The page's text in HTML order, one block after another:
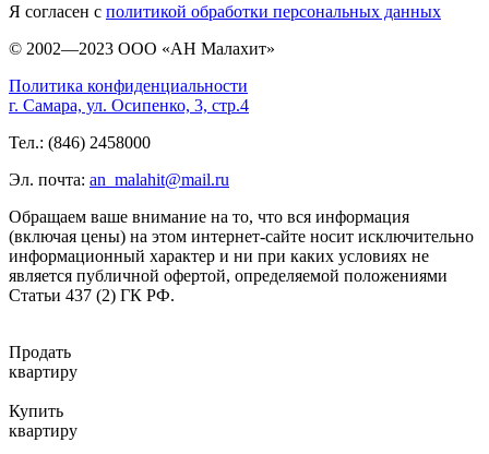
Я согласен с политикой обработки персональных данных
© 2002—2023 ООО «АН Малахит»
Политика конфиденциальности
г. Самара, ул. Осипенко, 3, стр.4
Тел.: (846) 2458000
Эл. почта: an_malahit@mail.ru
Обращаем ваше внимание на то, что вся информация
(включая цены) на этом интернет-сайте носит исключительно
информационный характер и ни при каких условиях не
является публичной офертой, определяемой положениями
Статьи 437 (2) ГК РФ.
Продать
квартиру
Купить
квартиру